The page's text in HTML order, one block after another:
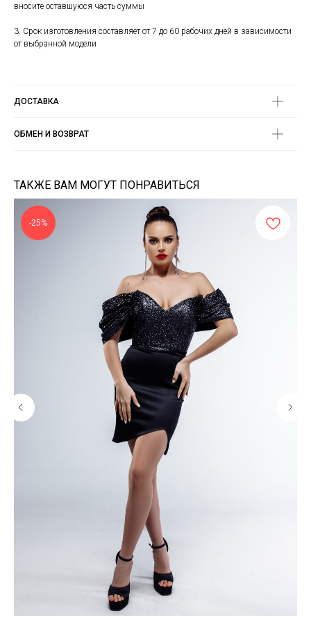
вносите оставшуюся часть суммы
3. Срок изготовления составляет от 7 до 60 рабочих дней в зависимости
от выбранной модели
ДОСТАВКА
ОБМЕН И ВОЗВРАТ
ТАКЖЕ ВАМ МОГУТ ПОНРАВИТЬСЯ
-25%